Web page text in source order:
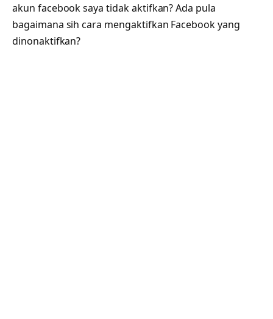
akun facebook saya tidak aktifkan? Ada pula
bagaimana sih cara mengaktifkan Facebook yang
dinonaktifkan?